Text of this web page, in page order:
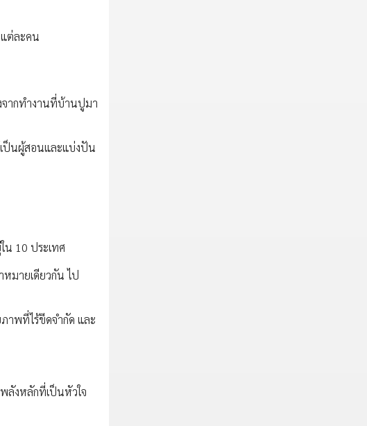
ต่ละคน
จากทำงานที่บ้านปูมา
เป็นผู้สอนและแบ่งปัน
น 10 ประเทศ
มายเดียวกัน ไป
าพที่ไร้ขีดจำกัด และ
ลังหลักที่เป็นหัวใจ